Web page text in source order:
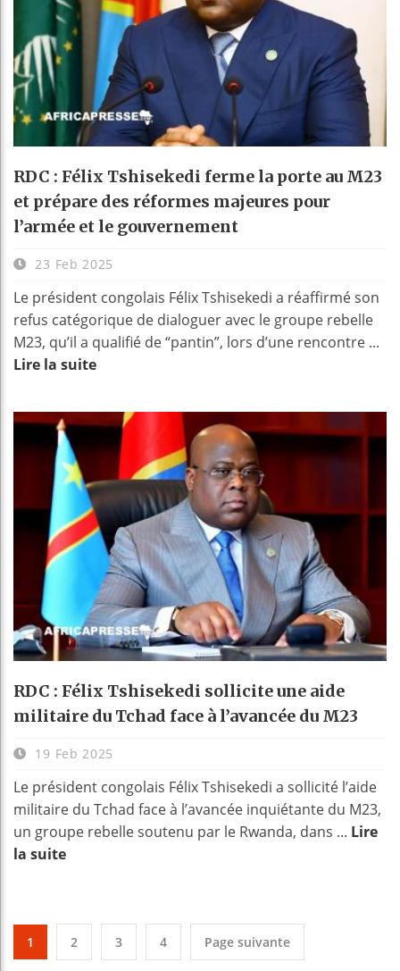
RDC : Félix Tshisekedi ferme la porte au M23
et prépare des réformes majeures pour
l’armée et le gouvernement
23 Feb 2025
Le président congolais Félix Tshisekedi a réaffirmé son
refus catégorique de dialoguer avec le groupe rebelle
M23, qu’il a qualifié de “pantin”, lors d’une rencontre ...
Lire la suite
RDC : Félix Tshisekedi sollicite une aide
militaire du Tchad face à l’avancée du M23
19 Feb 2025
Le président congolais Félix Tshisekedi a sollicité l’aide
militaire du Tchad face à l’avancée inquiétante du M23,
un groupe rebelle soutenu par le Rwanda, dans ... Lire
la suite
1 2 3 4 Page suivante